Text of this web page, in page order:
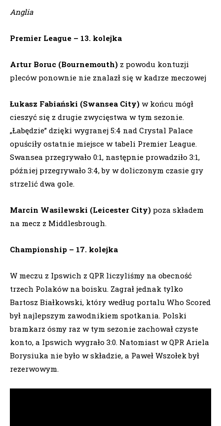
Anglia
Premier League – 13. kolejka
Artur Boruc (Bournemouth) z powodu kontuzji
pleców ponownie nie znalazł się w kadrze meczowej
Łukasz Fabiański (Swansea City) w końcu mógł
cieszyć się z drugie zwycięstwa w tym sezonie.
„Łabędzie” dzięki wygranej 5:4 nad Crystal Palace
opuściły ostatnie miejsce w tabeli Premier League.
Swansea przegrywało 0:1, następnie prowadziło 3:1,
później przegrywało 3:4, by w doliczonym czasie gry
strzelić dwa gole.
Marcin Wasilewski (Leicester City) poza składem
na mecz z Middlesbrough.
Championship – 17. kolejka
W meczu z Ipswich z QPR liczyliśmy na obecność
trzech Polaków na boisku. Zagrał jednak tylko
Bartosz Białkowski, który według portalu Who Scored
był najlepszym zawodnikiem spotkania. Polski
bramkarz ósmy raz w tym sezonie zachował czyste
konto, a Ipswich wygrało 3:0. Natomiast w QPR Ariela
Borysiuka nie było w składzie, a Paweł Wszołek był
rezerwowym.